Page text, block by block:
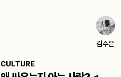
김수은
CULTURE